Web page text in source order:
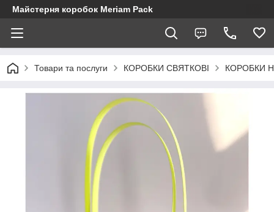
Майстерня коробок Meriam Pack
Товари та послуги КОРОБКИ СВЯТКОВІ КОРОБКИ